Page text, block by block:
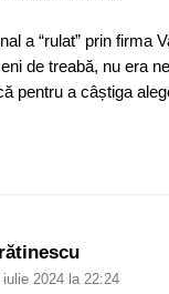
a “rulat” prin firma
de treabă, nu era
pentru a câștiga
iulie 2024 la 22:24